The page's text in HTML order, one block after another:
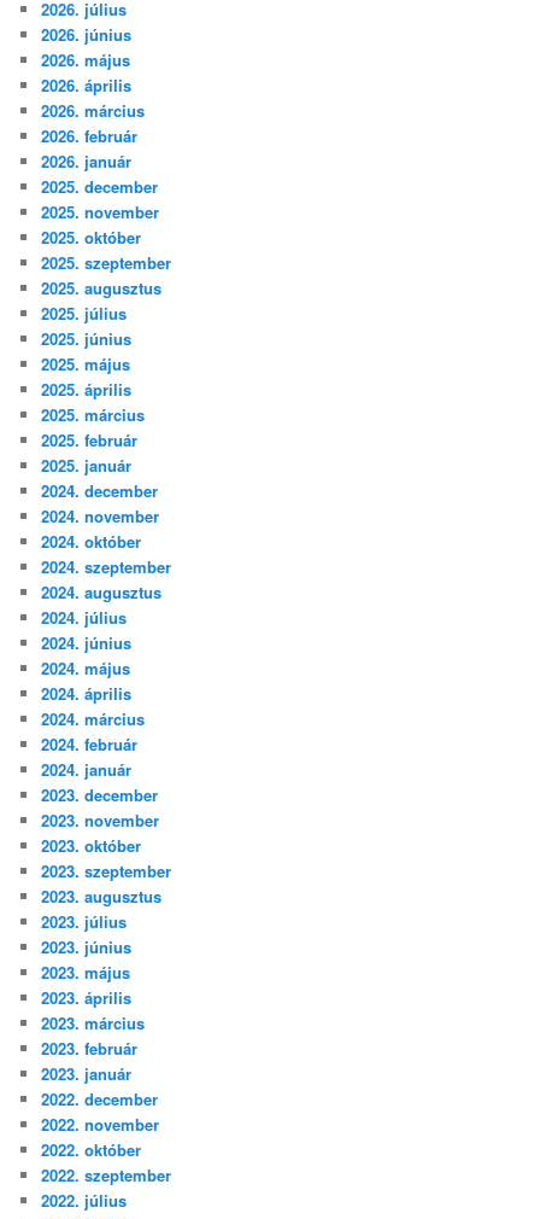
s
2026. július
2026. június
2026. május
2026. április
2026. március
2026. február
2026. január
2025. december
2025. november
2025. október
2025. szeptember
2025. augusztus
2025. július
2025. június
2025. május
2025. április
2025. március
2025. február
2025. január
2024. december
2024. november
2024. október
2024. szeptember
2024. augusztus
2024. július
2024. június
2024. május
2024. április
2024. március
2024. február
2024. január
2023. december
2023. november
2023. október
2023. szeptember
2023. augusztus
2023. július
2023. június
2023. május
2023. április
2023. március
2023. február
2023. január
2022. december
2022. november
2022. október
2022. szeptember
2022. július